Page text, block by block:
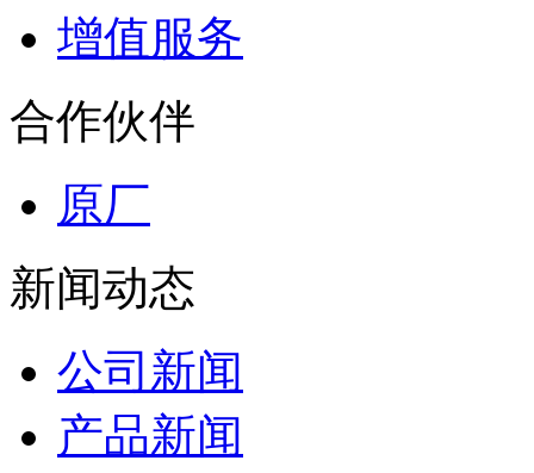
增值服务
合作伙伴
原厂
新闻动态
公司新闻
产品新闻